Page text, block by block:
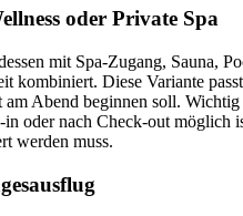
oder Private Spa
mit Spa-Zugang, Sauna,
kombiniert. Diese Variante
am Abend beginnen soll.
oder nach Check-out möglich
werden muss.